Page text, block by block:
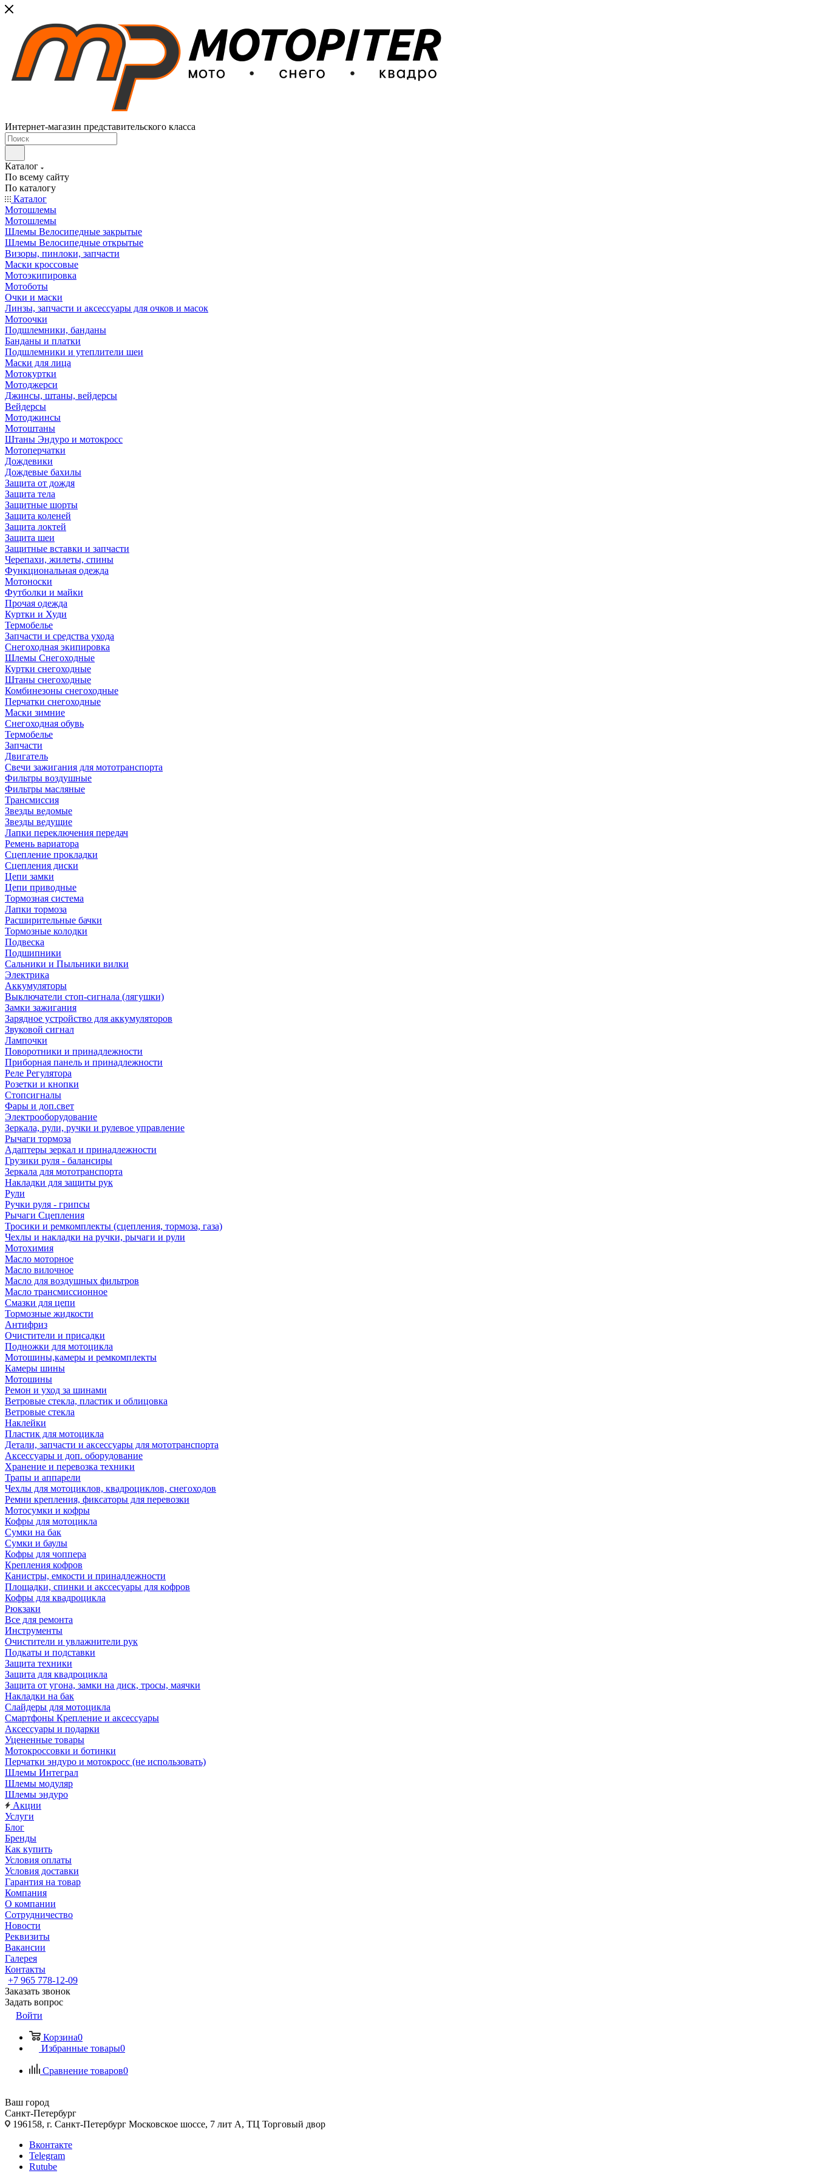
Интернет-магазин представительского класса
Каталог
По всему сайту
По каталогу
Каталог
Мотошлемы
Мотошлемы
Шлемы Велосипедные закрытые
Шлемы Велосипедные открытые
Визоры, пинлоки, запчасти
Маски кроссовые
Мотоэкипировка
Мотоботы
Очки и маски
Линзы, запчасти и аксессуары для очков и масок
Мотоочки
Подшлемники, банданы
Банданы и платки
Подшлемники и утеплители шеи
Маски для лица
Мотокуртки
Мотоджерси
Джинсы, штаны, вейдерсы
Вейдерсы
Мотоджинсы
Мотоштаны
Штаны Эндуро и мотокросс
Мотоперчатки
Дождевики
Дождевые бахилы
Защита от дождя
Защита тела
Защитные шорты
Защита коленей
Защита локтей
Защита шеи
Защитные вставки и запчасти
Черепахи, жилеты, спины
Функциональная одежда
Мотоноски
Футболки и майки
Прочая одежда
Куртки и Худи
Термобелье
Запчасти и средства ухода
Снегоходная экипировка
Шлемы Снегоходные
Куртки снегоходные
Штаны снегоходные
Комбинезоны снегоходные
Перчатки снегоходные
Маски зимние
Снегоходная обувь
Термобелье
Запчасти
Двигатель
Свечи зажигания для мототранспорта
Фильтры воздушные
Фильтры масляные
Трансмиссия
Звезды ведомые
Звезды ведущие
Лапки переключения передач
Ремень вариатора
Сцепление прокладки
Сцепления диски
Цепи замки
Цепи приводные
Тормозная система
Лапки тормоза
Расширительные бачки
Тормозные колодки
Подвеска
Подшипники
Сальники и Пыльники вилки
Электрика
Аккумуляторы
Выключатели стоп-сигнала (лягушки)
Замки зажигания
Зарядное устройство для аккумуляторов
Звуковой сигнал
Лампочки
Поворотники и принадлежности
Приборная панель и принадлежности
Реле Регулятора
Розетки и кнопки
Стопсигналы
Фары и доп.свет
Электрооборудование
Зеркала, рули, ручки и рулевое управление
Рычаги тормоза
Адаптеры зеркал и принадлежности
Грузики руля - балансиры
Зеркала для мототранспорта
Накладки для защиты рук
Рули
Ручки руля - грипсы
Рычаги Сцепления
Тросики и ремкомплекты (сцепления, тормоза, газа)
Чехлы и накладки на ручки, рычаги и рули
Мотохимия
Масло моторное
Масло вилочное
Масло для воздушных фильтров
Масло трансмиссионное
Смазки для цепи
Тормозные жидкости
Антифриз
Очистители и присадки
Подножки для мотоцикла
Мотошины,камеры и ремкомплекты
Камеры шины
Мотошины
Ремон и уход за шинами
Ветровые стекла, пластик и облицовка
Ветровые стекла
Наклейки
Пластик для мотоцикла
Детали, запчасти и аксессуары для мототранспорта
Аксессуары и доп. оборудование
Хранение и перевозка техники
Трапы и аппарели
Чехлы для мотоциклов, квадроциклов, снегоходов
Ремни крепления, фиксаторы для перевозки
Мотосумки и кофры
Кофры для мотоцикла
Сумки на бак
Сумки и баулы
Кофры для чоппера
Крепления кофров
Канистры, емкости и принадлежности
Площадки, спинки и акссесуары для кофров
Кофры для квадроцикла
Рюкзаки
Все для ремонта
Инструменты
Очистители и увлажнители рук
Подкаты и подставки
Защита техники
Защита для квадроцикла
Защита от угона, замки на диск, тросы, маячки
Накладки на бак
Слайдеры для мотоцикла
Смартфоны Крепление и аксессуары
Аксессуары и подарки
Уцененные товары
Мотокроссовки и ботинки
Перчатки эндуро и мотокросс (не использовать)
Шлемы Интеграл
Шлемы модуляр
Шлемы эндуро
Акции
Услуги
Блог
Бренды
Как купить
Условия оплаты
Условия доставки
Гарантия на товар
Компания
О компании
Сотрудничество
Новости
Реквизиты
Вакансии
Галерея
Контакты
+7 965 778-12-09
Заказать звонок
Задать вопрос
Войти
Корзина0
Избранные товары0
Сравнение товаров0
Ваш город
Санкт-Петербург
196158, г. Санкт-Петербург Московское шоссе, 7 лит А, ТЦ Торговый двор
Вконтакте
Telegram
Rutube